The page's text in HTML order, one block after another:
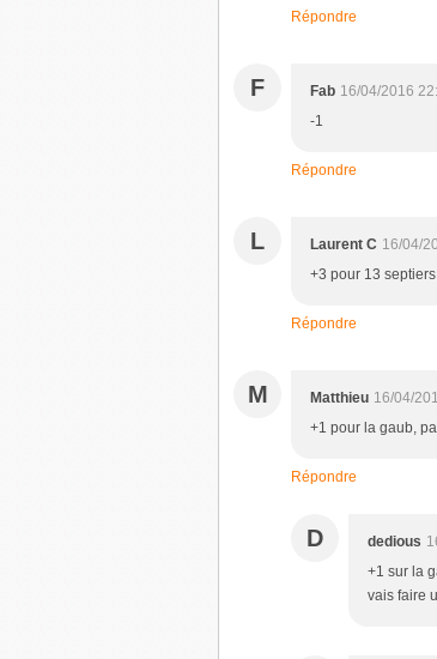
Répondre
F Fab 16/04/2016
-1
Répondre
L Laurent C 16/04/
+3 pour 13
Répondre
M Matthieu 16/04/
+1 pour la gaub,
Répondre
D dedious
+1 sur la
vais faire